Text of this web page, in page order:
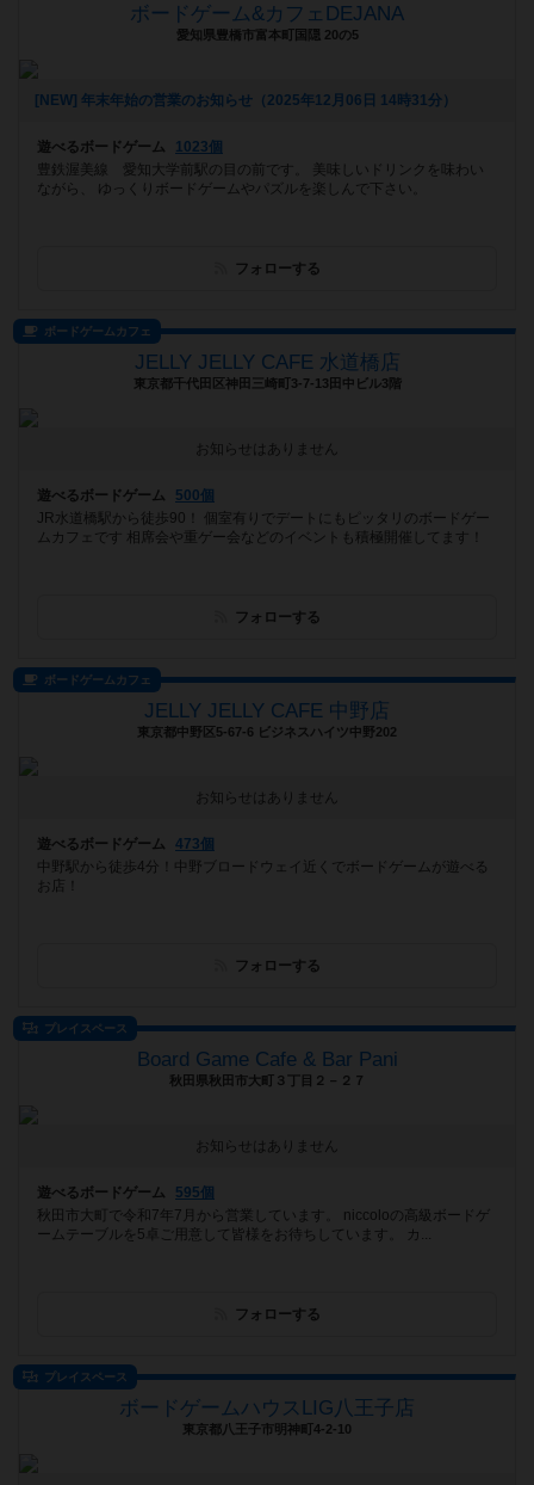
ボードゲーム&カフェDEJANA
愛知県豊橋市富本町国隠 20の5
[NEW] 年末年始の営業のお知らせ（2025年12月06日 14時31分）
遊べるボードゲーム
1023個
豊鉄渥美線 愛知大学前駅の目の前です。 美味しいドリンクを味わい
ながら、 ゆっくりボードゲームやパズルを楽しんで下さい。
フォローする
ボードゲームカフェ
JELLY JELLY CAFE 水道橋店
東京都千代田区神田三崎町3-7-13田中ビル3階
お知らせはありません
遊べるボードゲーム
500個
JR水道橋駅から徒歩90！ 個室有りでデートにもピッタリのボードゲー
ムカフェです 相席会や重ゲー会などのイベントも積極開催してます！
フォローする
ボードゲームカフェ
JELLY JELLY CAFE 中野店
東京都中野区5-67-6 ビジネスハイツ中野202
お知らせはありません
遊べるボードゲーム
473個
中野駅から徒歩4分！中野ブロードウェイ近くでボードゲームが遊べる
お店！
フォローする
プレイスペース
Board Game Cafe & Bar Pani
秋田県秋田市大町３丁目２－２７
お知らせはありません
遊べるボードゲーム
595個
秋田市大町で令和7年7月から営業しています。 niccoloの高級ボードゲ
ームテーブルを5卓ご用意して皆様をお待ちしています。 カ...
フォローする
プレイスペース
ボードゲームハウスLIG八王子店
東京都八王子市明神町4-2-10